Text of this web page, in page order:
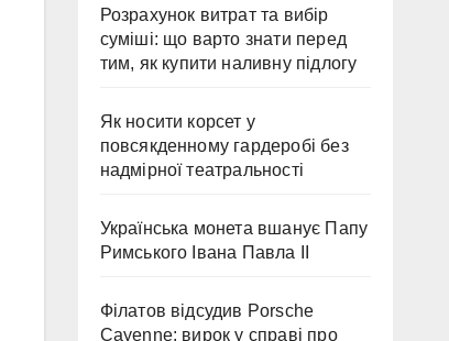
Розрахунок витрат та вибір
суміші: що варто знати перед
тим, як купити наливну підлогу
Як носити корсет у
повсякденному гардеробі без
надмірної театральності
Українська монета вшанує Папу
Римського Івана Павла II
Філатов відсудив Porsche
Cayenne: вирок у справі про